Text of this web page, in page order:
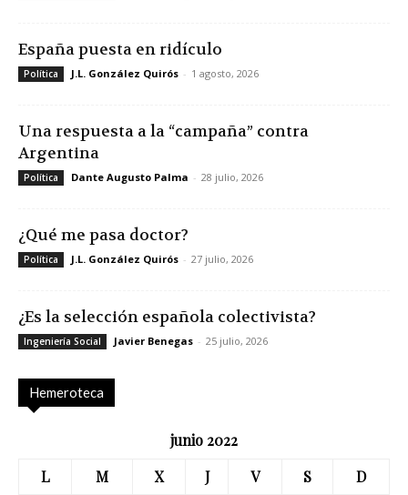
España puesta en ridículo
Política J.L. González Quirós - 1 agosto, 2026
Una respuesta a la “campaña” contra
Argentina
Política Dante Augusto Palma - 28 julio, 2026
¿Qué me pasa doctor?
Política J.L. González Quirós - 27 julio, 2026
¿Es la selección española colectivista?
Ingeniería Social Javier Benegas - 25 julio, 2026
Hemeroteca
junio 2022
L
M X J V S
D